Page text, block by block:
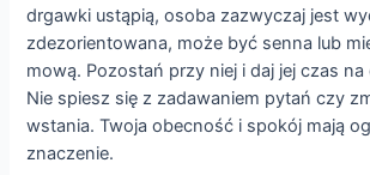
drgawki ustąpią, osoba zazwyczaj jest
zdezorientowana, może być senna lub
mową. Pozostań przy niej i daj jej czas
Nie spiesz się z zadawaniem pytań czy
wstania. Twoja obecność i spokój mają
znaczenie.